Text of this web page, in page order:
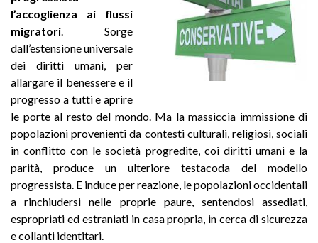
l’accoglienza ai flussi
migratori . Sorge
dall’estensione universale
dei diritti umani, per
allargare il benessere e il
progresso a tutti e aprire
le porte al resto del mondo. Ma la massiccia immissione di
popolazioni provenienti da contesti culturali, religiosi, sociali
in conflitto con le società progredite, coi diritti umani e la
parità, produce un ulteriore testacoda del modello
progressista. E induce per reazione, le popolazioni occidentali
a rinchiudersi nelle proprie paure, sentendosi assediati,
espropriati ed estraniati in casa propria, in cerca di sicurezza
e collanti identitari.